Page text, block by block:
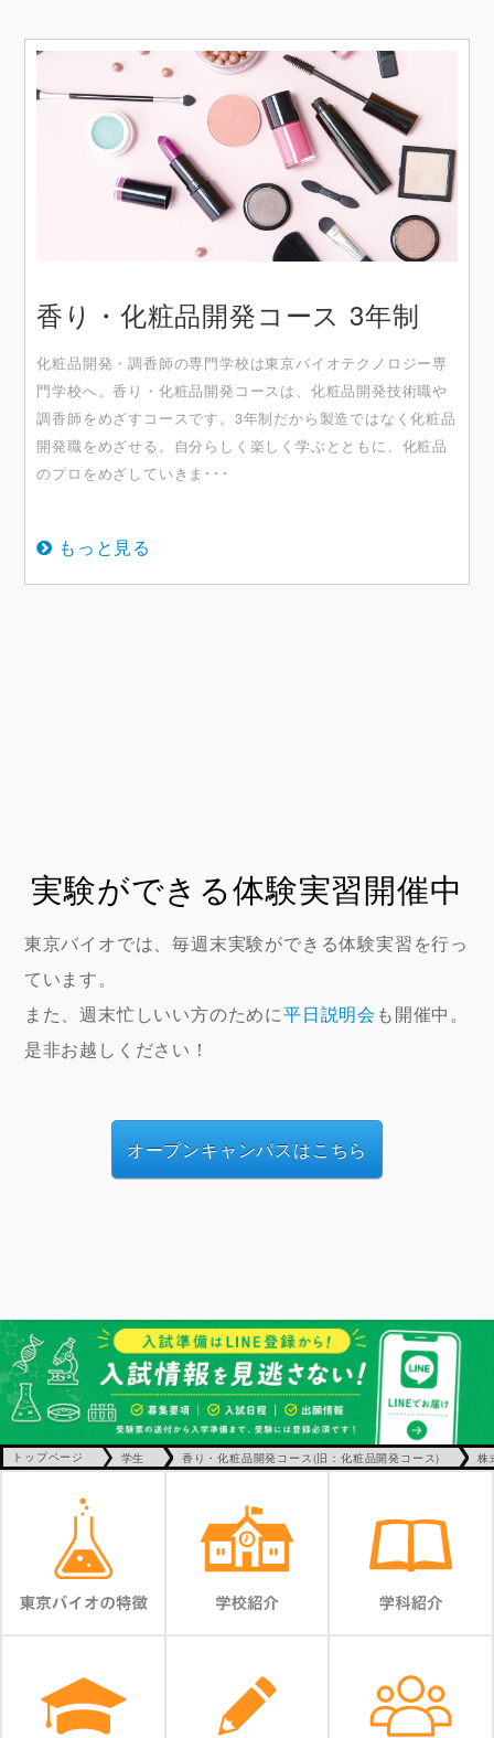
香り・化粧品開発コース 3年制
化粧品開発・調⾹師の専⾨学校は東京バイオテクノロジー専
⾨学校へ。⾹り・化粧品開発コースは、化粧品開発技術職や
調⾹師をめざすコースです。3年制だから製造ではなく化粧品
開発職をめざせる。⾃分らしく楽しく学ぶとともに、化粧品
のプロをめざしていきま･･･
もっと見る
実験ができる体験実習開催中
東京バイオでは、毎週末実験ができる体験実習を行っ
ています。
また、週末忙しいい方のために平日説明会 も開催中。
是非お越しください！
オープンキャンパスはこちら
トップページ 学生 香り・化粧品開発コース(旧：化粧品開発コース) 株